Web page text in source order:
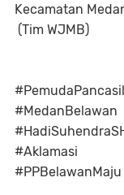
Kecamatan
(Tim WJMB)
#MedanBelawan
#Aklamasi
#PPBelawanMaju